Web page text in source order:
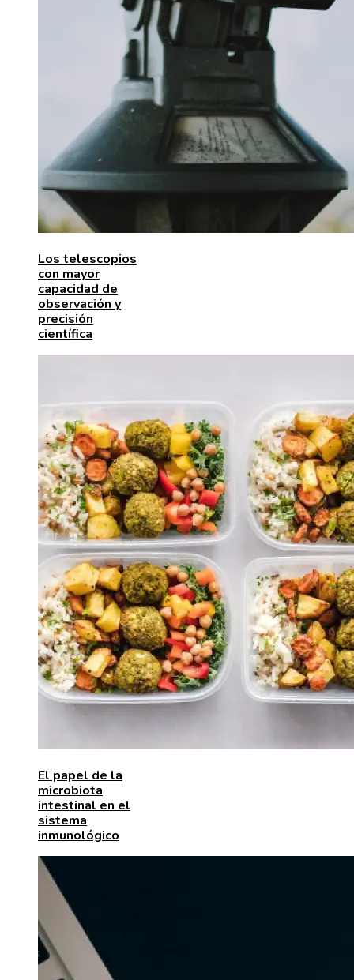
Los telescopios
con mayor
capacidad de
observación y
precisión
científica
El papel de la
microbiota
intestinal en el
sistema
inmunológico